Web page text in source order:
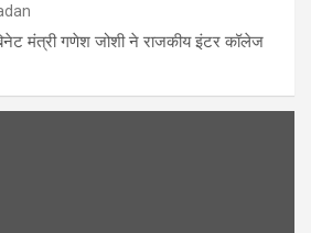
मंत्री गणेश जोशी ने राजकीय इंटर कॉलेज